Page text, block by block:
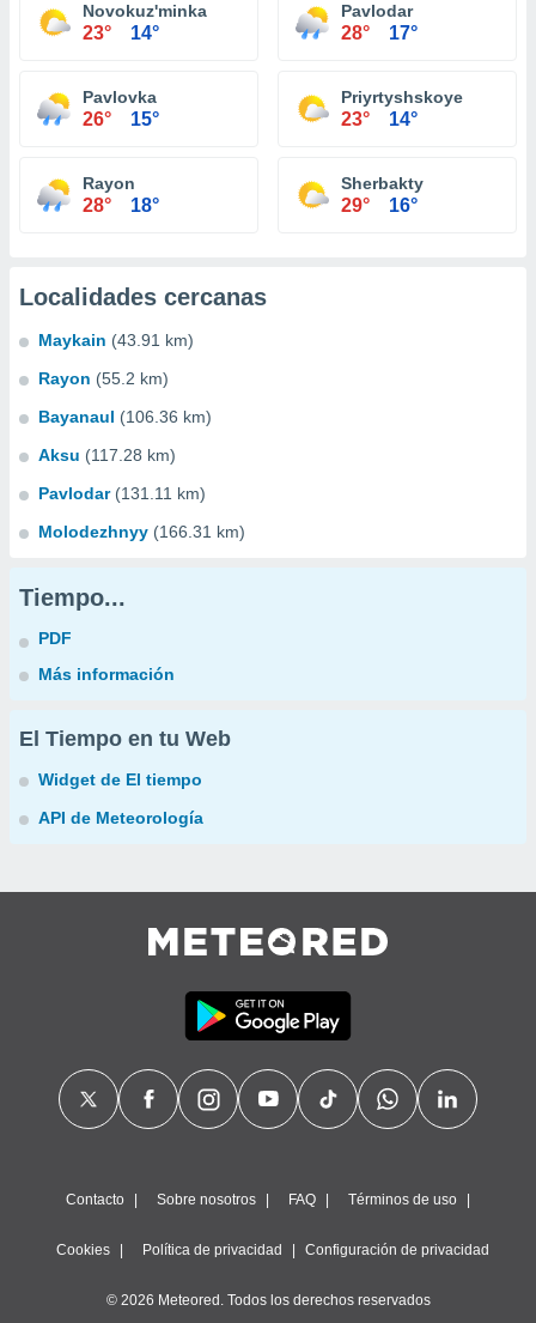
Novokuz'minka
23° 14°
Pavlodar
28° 17°
Pavlovka
26° 15°
Priyrtyshskoye
23° 14°
Rayon
28° 18°
Sherbakty
29° 16°
Localidades cercanas
Maykain (43.91 km)
Rayon (55.2 km)
Bayanaul (106.36 km)
Aksu (117.28 km)
Pavlodar (131.11 km)
Molodezhnyy (166.31 km)
Tiempo...
PDF
Más información
El Tiempo en tu Web
Widget de El tiempo
API de Meteorología
Contacto Sobre nosotros FAQ Términos de uso
Cookies Política de privacidad Configuración de privacidad
© 2026 Meteored. Todos los derechos reservados